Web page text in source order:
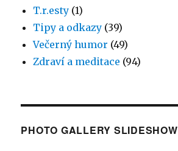
T.r.esty (1)
Tipy a odkazy (39)
Večerný humor (49)
Zdraví a meditace (94)
PHOTO GALLERY SLIDESHOW